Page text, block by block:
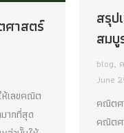
สรุป
สม
blog,
June
คณิตศ
คณิตศ
ศาสตร์
ห้เลขคณิต
ากที่สุด